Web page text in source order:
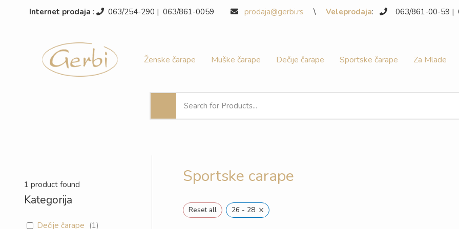
Internet prodaja : 063/254-290 | 063/861-0059 prodaja@gerbi.rs \ Veleprodaja: 063/861-00-59 |
Ženske čarape Muške čarape Dečije čarape Sportske čarape Za Mlade
1 product found
Kategorija
Dečije čarape (1)
Sportske carape
Reset all 26 - 28 ×